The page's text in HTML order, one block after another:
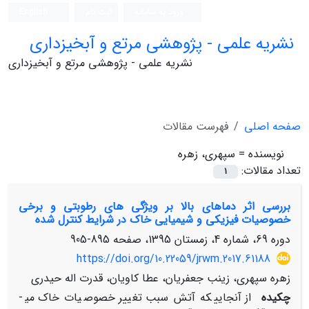
نشریه علمی - پژوهشی مرتع و آبخیزداری
نشریه علمی - پژوهشی مرتع و آبخیزداری
صفحه اصلی
فهرست مقالات
نویسنده = سپهری، زهره
تعداد مقالات:
1
بررسی اثر دماهای بالا بر ویژگی های رطوبتی و برخی
خصوصیات فیزیکی و شیمیایی خاک در شرایط کنترل شده
دوره 69، شماره 4، زمستان 1395، صفحه
895-905
https://doi.org/10.22059/jrwm.2017.61188
زهره سپهری، زینب جعفریان، عطا کاویان، قدرت اله حیدری
چکیده
از آنجایی­که آتش سبب تغییر خصوصیات خاک می­